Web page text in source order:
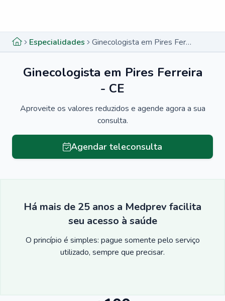
Especialidades Ginecologista em Pires Ferreira - CE
Ginecologista em Pires Ferreira
- CE
Aproveite os valores reduzidos e agende agora a sua
consulta.
Agendar teleconsulta
Há mais de 25 anos a Medprev facilita
seu acesso à saúde
O princípio é simples: pague somente pelo serviço
utilizado, sempre que precisar.